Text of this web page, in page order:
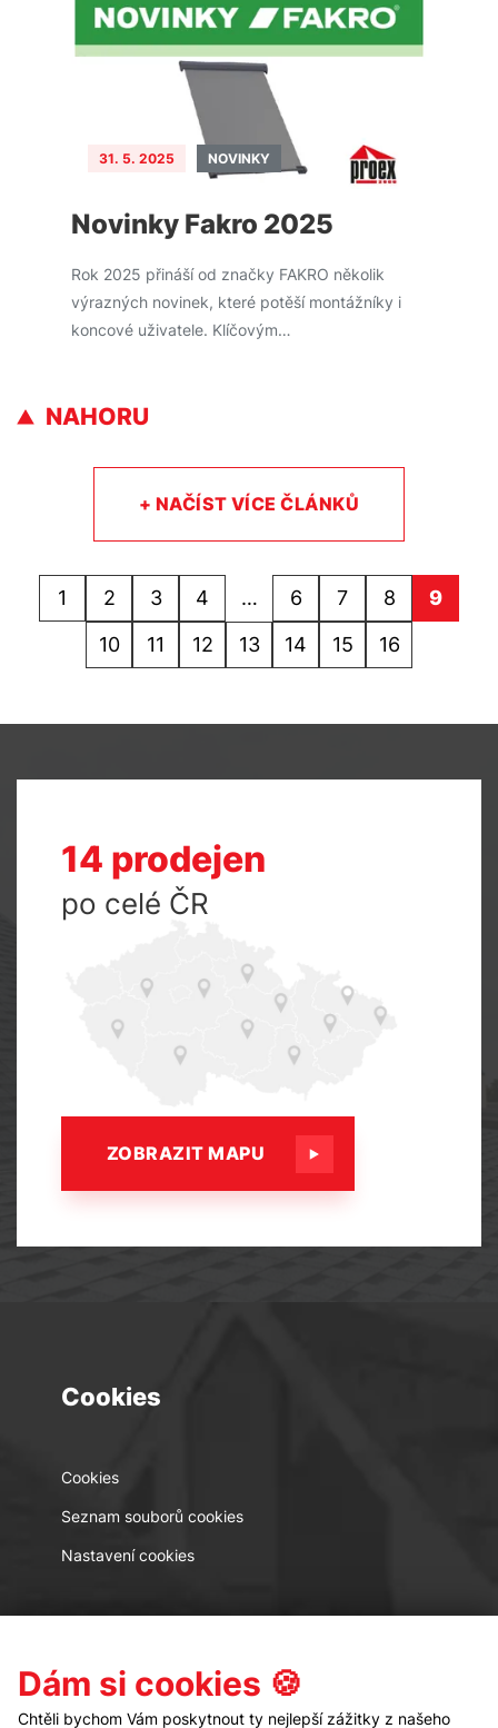
31. 5. 2025 NOVINKY
Novinky Fakro 2025
Rok 2025 přináší od značky FAKRO několik
výrazných novinek, které potěší montážníky i
koncové uživatele. Klíčovým…
NAHORU
+ NAČÍST VÍCE ČLÁNKŮ
1 2 3 4 … 6 7 8
9
10
11 12 13 14 15 16
14 prodejen
po celé ČR
ZOBRAZIT MAPU
Cookies
Cookies
Seznam souborů cookies
Nastavení cookies
Kontakt Sledujte nás
Dám si cookies 🍪
Chtěli bychom Vám poskytnout ty nejlepší zážitky z našeho